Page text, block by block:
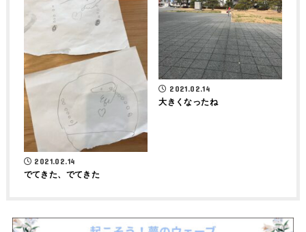
2021.02.14
でてきた、でてきた
2021.02.14
大きくなったね